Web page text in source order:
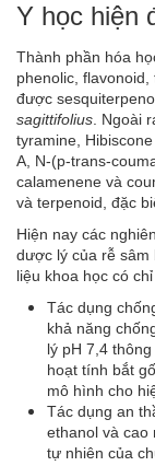
Y học hiện
Thành phần hóa
phenolic,
được
sagittifolius . Ngoài
tyramine,
A, N-(p-trans-
calamenene và
và terpenoid, đặc
Hiện nay các
dược lý của rễ sâm
liệu khoa học có
Tác dụng
khả năng
lý pH 7,4
hoạt tính bắt
mô hình cho
Tác dụng an
ethanol và cao
tự nhiên của